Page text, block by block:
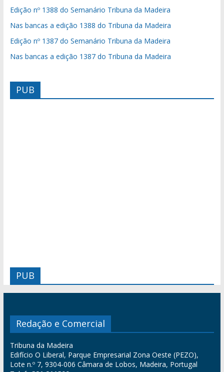
Edição nº 1388 do Semanário Tribuna da Madeira
Nas bancas a edição 1388 do Tribuna da Madeira
Edição nº 1387 do Semanário Tribuna da Madeira
Nas bancas a edição 1387 do Tribuna da Madeira
PUB
PUB
Redação e Comercial
Tribuna da Madeira
Edifício O Liberal, Parque Empresarial Zona Oeste (PEZO),
Lote n.º 7, 9304-006 Câmara de Lobos, Madeira, Portugal